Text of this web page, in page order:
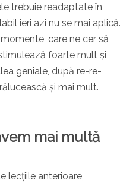
trebuie readaptate în
ieri azi nu se mai aplică.
care ne cer să
foarte mult și
geniale, după re-re-
și mai mult.
mai multă
lecțiile anterioare,